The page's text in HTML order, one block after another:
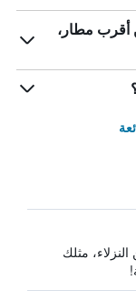
أقرب مطار،
مثلك